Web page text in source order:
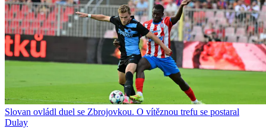
Slovan ovládl duel se Zbrojovkou. O vítěznou trefu se postaral
Dulay